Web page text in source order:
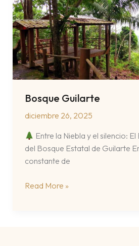
Bosque Guilarte
diciembre 26, 2025
Entre la Niebla y el silencio:
del Bosque Estatal de Guilarte
constante de
Bosque
Read More »